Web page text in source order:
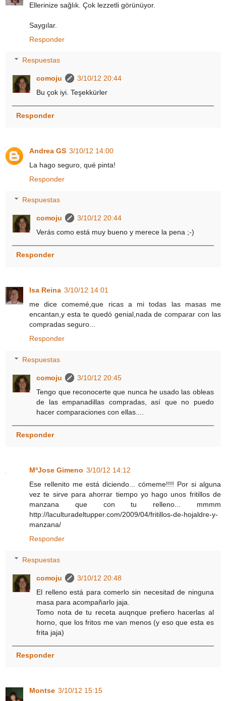
Ellerinize sağlık. Çok lezzetli görünüyor.
Saygılar.
Responder
Respuestas
comoju
3/10/12 20:44
Bu çok iyi. Teşekkürler
Responder
Andrea GS 3/10/12 14:00
La hago seguro, qué pinta!
Responder
Respuestas
comoju
3/10/12 20:44
Verás como está muy bueno y merece la pena ;-)
Responder
Isa Reina 3/10/12 14:01
me dice comemé,que ricas a mi todas las masas me
encantan,y esta te quedó genial,nada de comparar con las
compradas seguro...
Responder
Respuestas
comoju
3/10/12 20:45
Tengo que reconocerte que nunca he usado las obleas
de las empanadillas compradas, así que no puedo
hacer comparaciones con ellas....
Responder
MªJose Gimeno 3/10/12 14:12
Ese rellenito me está diciendo... cómeme!!!! Por si alguna
vez te sirve para ahorrar tiempo yo hago unos fritillos de
manzana que con tu relleno... mmmm
http://laculturadeltupper.com/2009/04/fritillos-de-hojaldre-y-
manzana/
Responder
Respuestas
comoju
3/10/12 20:48
El relleno está para comerlo sin necesitad de ninguna
masa para acompañarlo jaja.
Tomo nota de tu receta auqnque prefiero hacerlas al
horno, que los fritos me van menos (y eso que esta es
frita jaja)
Responder
Montse 3/10/12 15:15